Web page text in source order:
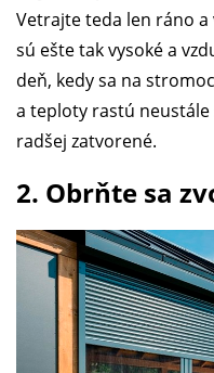
Vetrajte teda len ráno
sú ešte tak vysoké a
deň, kedy sa na
a teploty rastú
radšej zatvorené.
2. Obrňte sa